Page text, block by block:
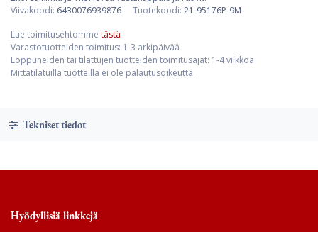
Viivakoodi: 6430076939876 Tuotekoodi: 21-95176P-9M
Lue toimitusehtomme tästä
Varastotuotteiden toimitus: 1-3 arkipäivää
Loppuneiden tai tilattujen tuotteiden toimitusajat: 1-4 viikkoa
Mittatilatuilla tuotteilla ei ole palautusoikeutta.
Tekniset tiedot
Hyödyllisiä linkkejä